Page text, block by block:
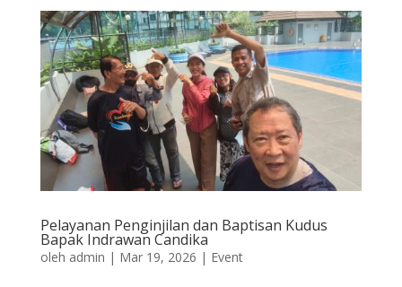
Pelayanan Penginjilan dan Baptisan Kudus
Bapak Indrawan Candika
oleh admin | Mar 19, 2026 | Event